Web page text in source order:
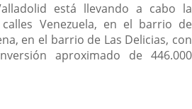
está llevando a cabo la
Venezuela, en el barrio de
en el barrio de Las Delicias, con
aproximado de 446.000